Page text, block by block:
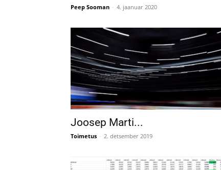
Peep Sooman - 4. jaanuar 2020
Joosep Marti...
Toimetus - 2. detsember 2019